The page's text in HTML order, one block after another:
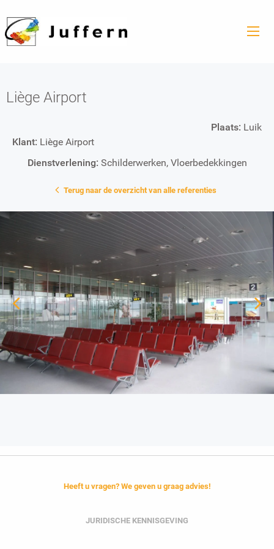
Liège Airport
Plaats: Luik
Klant: Liège Airport
Dienstverlening: Schilderwerken, Vloerbedekkingen
Terug naar de overzicht van alle referenties
Heeft u vragen? We geven u graag advies!
JURIDISCHE KENNISGEVING